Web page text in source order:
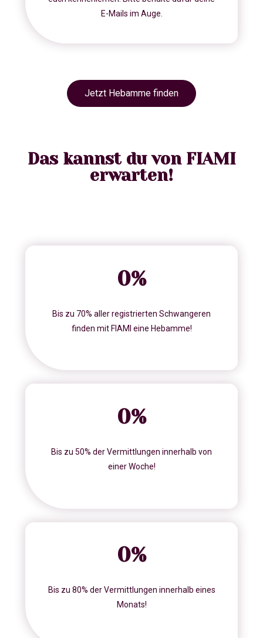
E-Mails im Auge.
Jetzt Hebamme finden
Das kannst du von FIAMI
erwarten!
0%
Bis zu 70% aller registrierten Schwangeren
finden mit FIAMI eine Hebamme!
0%
Bis zu 50% der Vermittlungen innerhalb von
einer Woche!
0%
Bis zu 80% der Vermittlungen innerhalb eines
Monats!